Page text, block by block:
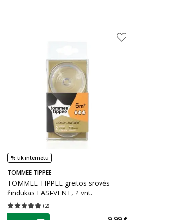
% tik internetu
TOMMEE TIPPEE
TOMMEE TIPPEE greitos srovės
žindukas EASI-VENT, 2 vnt.
(2)
Vidutinis įvertinimas 5.00
patarimas